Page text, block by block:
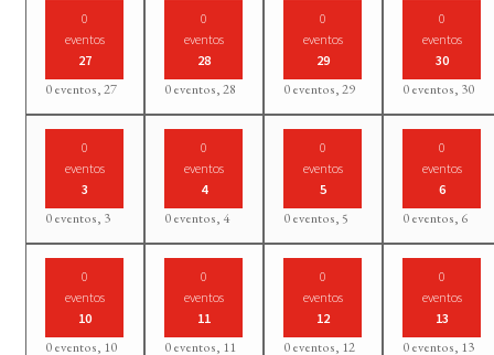
0
eventos
27
0 eventos,27
0
eventos
28
0 eventos,28
0
eventos
29
0 eventos,29
0
eventos
30
0 eventos, 30
0
eventos
3
0 eventos, 3
0
eventos
4
0 eventos, 4
0
eventos
5
0 eventos,5
0
eventos
6
0 eventos, 6
0
eventos
10
0 eventos, 10
0
eventos
11
0 eventos, 11
0
eventos
12
0 eventos, 12
0
eventos
13
0 eventos, 13